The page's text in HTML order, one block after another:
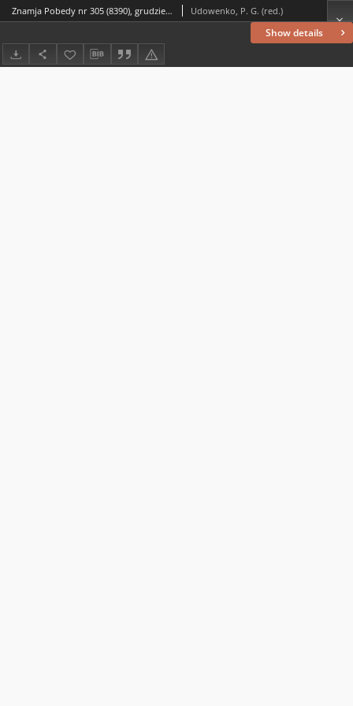
Show details
Znamja Pobedy nr 305 (8390), grudzień `69 Udowenko, P. G. (red.)